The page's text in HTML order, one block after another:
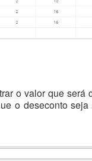
o valor que será
o deseconto